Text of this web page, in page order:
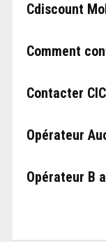
Cdiscount
Comment
Contacter
Opérateur
Opérateur B